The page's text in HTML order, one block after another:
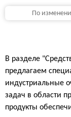
По
В разделе
предлагаем
индустриальные
задач в области
продукты